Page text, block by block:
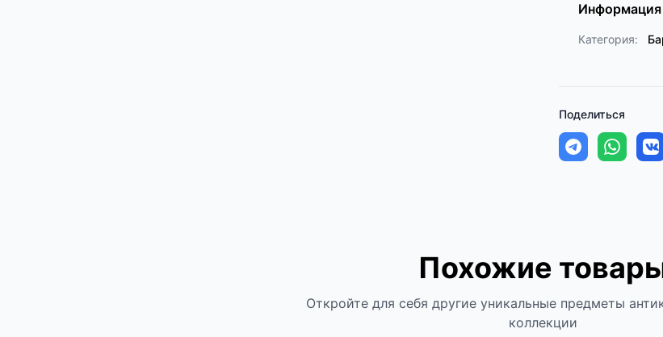
Информация
Категория:
Поделиться
Похожие
Откройте для себя другие уникальные предметы
коллекции